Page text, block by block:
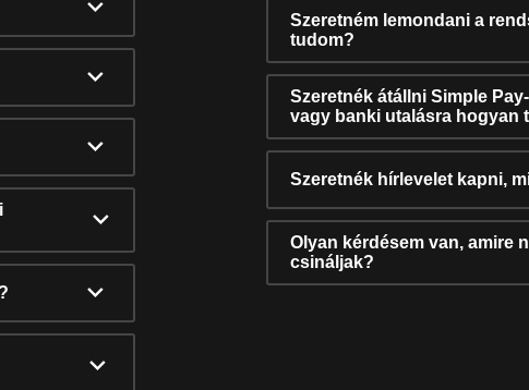
Szeretném lemondani a
tudom?
Szeretnék átállni Simple
vagy banki utalásra hogyan
Szeretnék hírlevelet kapni,
Olyan kérdésem van, amire
csináljak?